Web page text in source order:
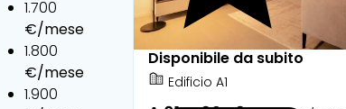
1.700
1.800
1.900
Disponibile da subito
Edificio A1